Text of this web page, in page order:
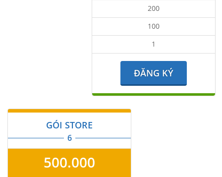
200
100
1
ĐĂNG KÝ
GÓI STORE
6
500.000